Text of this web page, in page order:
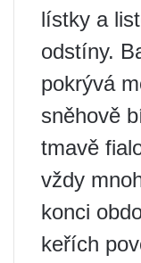
lístky a
odstíny.
pokrývá
sněhově
tmavě
vždy
konci
keřích